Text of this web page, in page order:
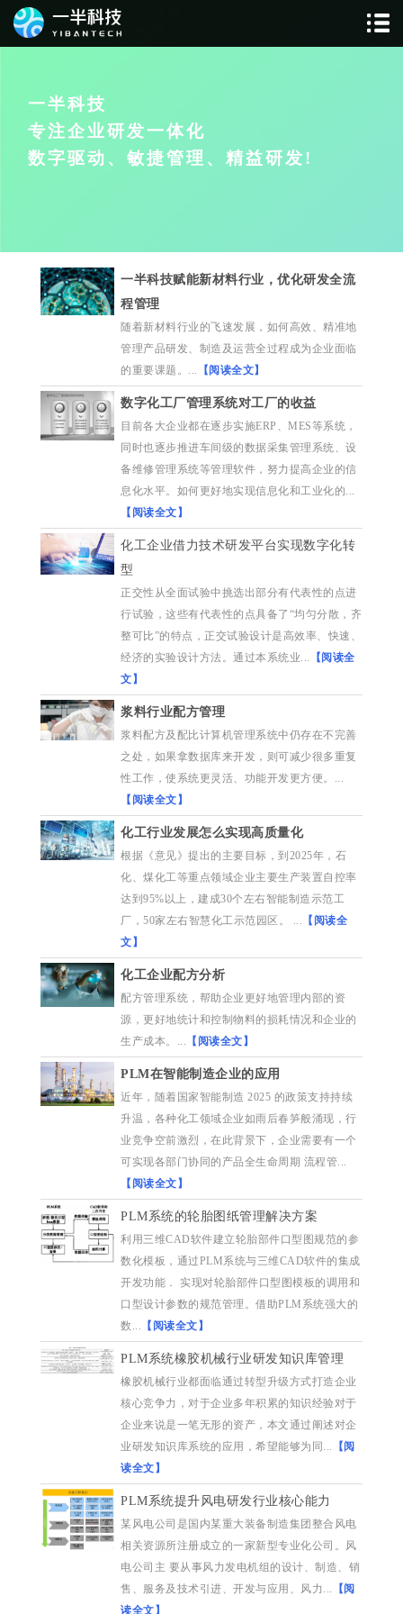
一半科技
专注企业研发一体化
数字驱动、敏捷管理、精益研发!
一半科技赋能新材料行业，优化研发全流
程管理
随着新材料行业的飞速发展，如何高效、精准地
管理产品研发、制造及运营全过程成为企业面临
的重要课题。...
【阅读全文】
数字化工厂管理系统对工厂的收益
目前各大企业都在逐步实施ERP、MES等系统，
同时也逐步推进车间级的数据采集管理系统、设
备维修管理系统等管理软件，努力提高企业的信
息化水平。如何更好地实现信息化和工业化的...
【阅读全文】
化工企业借力技术研发平台实现数字化转
型
正交性从全面试验中挑选出部分有代表性的点进
行试验，这些有代表性的点具备了“均匀分散，齐
整可比”的特点，正交试验设计是高效率、快速、
经济的实验设计方法。通过本系统业...
【阅读全
文】
浆料行业配方管理
浆料配方及配比计算机管理系统中仍存在不完善
之处，如果拿数据库来开发，则可减少很多重复
性工作，使系统更灵活、功能开发更方便。...
【阅读全文】
化工行业发展怎么实现高质量化
根据《意见》提出的主要目标，到2025年，石
化、煤化工等重点领域企业主要生产装置自控率
达到95%以上，建成30个左右智能制造示范工
厂，50家左右智慧化工示范园区。 ...
【阅读全
文】
化工企业配方分析
配方管理系统，帮助企业更好地管理内部的资
源，更好地统计和控制物料的损耗情况和企业的
生产成本。...
【阅读全文】
PLM在智能制造企业的应用
近年，随着国家智能制造 2025 的政策支持持续
升温，各种化工领域企业如雨后春笋般涌现，行
业竞争空前激烈，在此背景下，企业需要有一个
可实现各部门协同的产品全生命周期 流程管...
【阅读全文】
PLM系统的轮胎图纸管理解决方案
利用三维CAD软件建立轮胎部件口型图规范的参
数化模板，通过PLM系统与三维CAD软件的集成
开发功能． 实现对轮胎部件口型图模板的调用和
口型设计参数的规范管理。借助PLM系统强大的
数...
【阅读全文】
PLM系统橡胶机械行业研发知识库管理
橡胶机械行业都面临通过转型升级方式打造企业
核心竞争力，对于企业多年积累的知识经验对于
企业来说是一笔无形的资产，本文通过阐述对企
业研发知识库系统的应用，希望能够为同...
【阅
读全文】
PLM系统提升风电研发行业核心能力
某风电公司是国内某重大装备制造集团整合风电
相关资源所注册成立的一家新型专业化公司。风
电公司主 要从事风力发电机组的设计、制造、销
售、服务及技术引进、开发与应用、风力...
【阅
读全文】